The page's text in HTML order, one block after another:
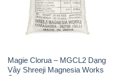
Magie Clorua – MGCL2 Dạng
Vảy Shreeji Magnesia Works